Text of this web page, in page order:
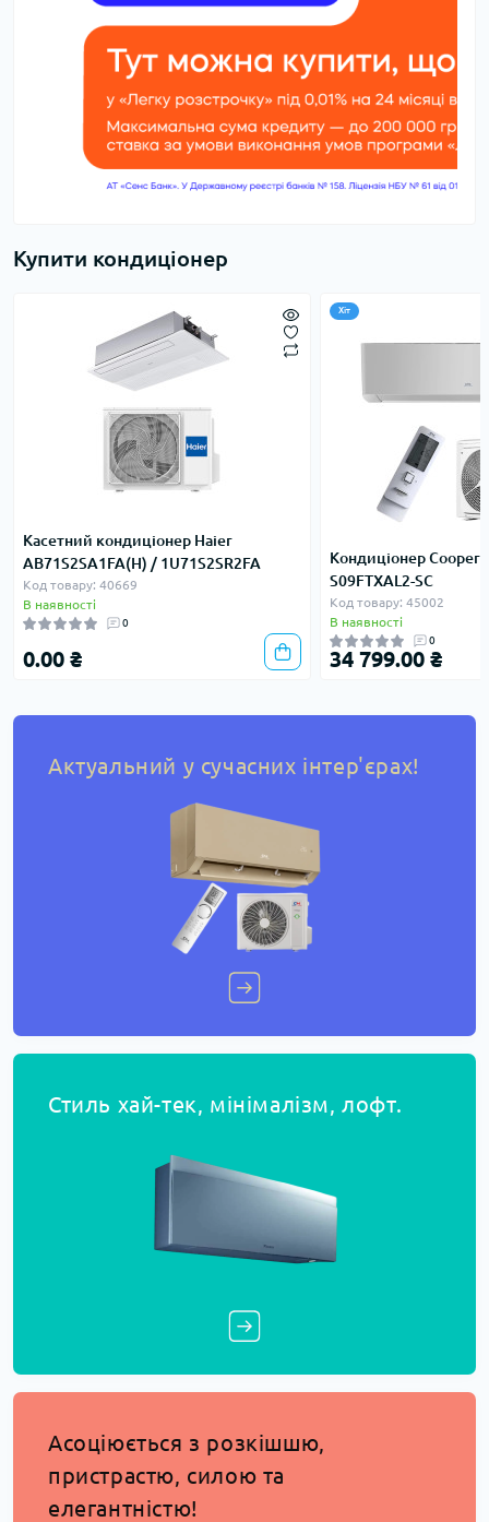
Купити кондиціонер
Касетний кондиціонер Haier
AB71S2SA1FA(H) / 1U71S2SR2FA
Код товару: 40669
В наявності
0
0.00 ₴
Хіт
Кондиціонер
S09FTXAL2-SC
Код товару: 45002
В наявності
0
34 799.00 ₴
Актуальний у сучасних інтер'єрах!
Стиль хай-тек, мінімалізм, лофт.
Асоціюється з розкішшю,
пристрастю, силою та
елегантністю!